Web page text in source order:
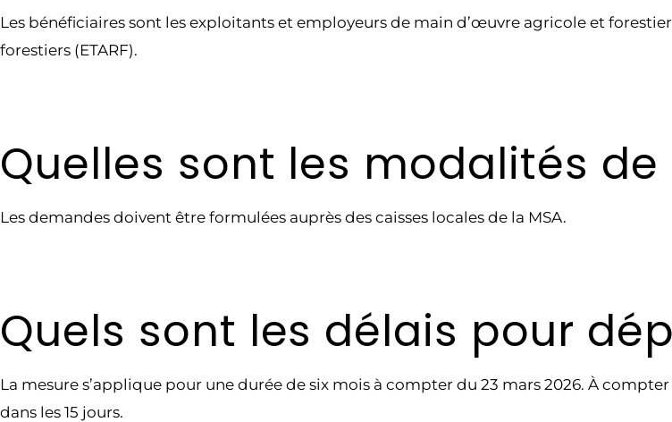
Les bénéficiaires sont les exploitants et employeurs de main d’œuvre agricole et
forestiers (ETARF).
Quelles sont les modalités
Les demandes doivent être formulées auprès des caisses locales de la MSA.
Quels sont les délais pour
La mesure s’applique pour une durée de six mois à compter du 23 mars 2026. À
dans les 15 jours.